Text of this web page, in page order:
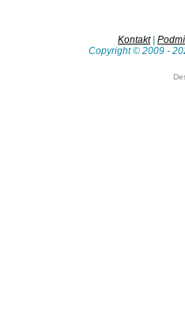
Kontakt|
Copyright © 2009 -